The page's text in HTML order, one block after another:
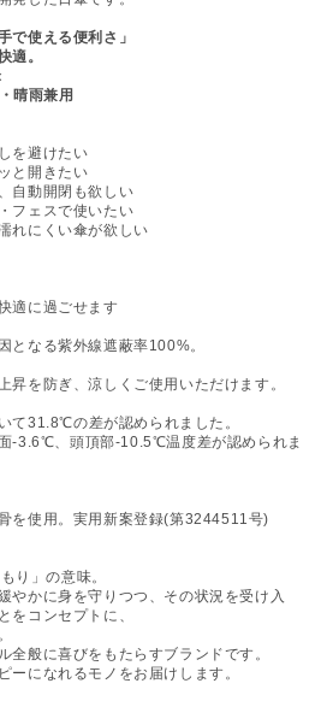
で使える便利さ」
適。
晴雨兼用
を避けたい
と開きたい
自動開閉も欲しい
フェスで使いたい
れにくい傘が欲しい
適に過ごせます
となる紫外線遮蔽率100%。
昇を防ぎ、涼しくご使用いただけます。
て31.8℃の差が認められました。
-3.6℃、頭頂部-10.5℃温度差が認められま
を使用。実用新案登録(第3244511号)
り」の意味。
やかに身を守りつつ、その状況を受け入
をコンセプトに、
全般に喜びをもたらすブランドです。
ーになれるモノをお届けします。